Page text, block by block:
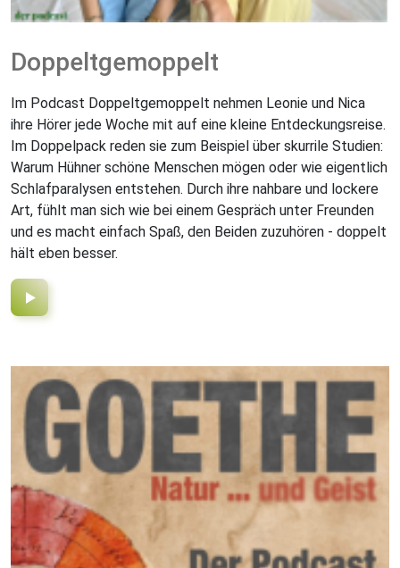
Doppeltgemoppelt
Im Podcast Doppeltgemoppelt nehmen Leonie und Nica
ihre Hörer jede Woche mit auf eine kleine Entdeckungsreise.
Im Doppelpack reden sie zum Beispiel über skurrile Studien:
Warum Hühner schöne Menschen mögen oder wie eigentlich
Schlafparalysen entstehen. Durch ihre nahbare und lockere
Art, fühlt man sich wie bei einem Gespräch unter Freunden
und es macht einfach Spaß, den Beiden zuzuhören - doppelt
hält eben besser.